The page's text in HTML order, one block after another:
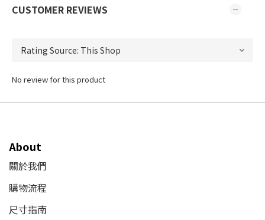
CUSTOMER REVIEWS
No review for this product
About
關於我們
購物流程
尺寸指南